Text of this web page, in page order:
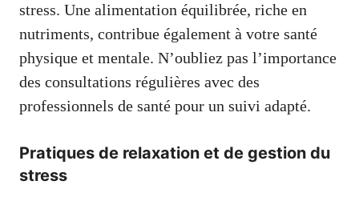
stress. Une alimentation équilibrée, riche en
nutriments, contribue également à votre santé
physique et mentale. N’oubliez pas l’importance
des consultations régulières avec des
professionnels de santé pour un suivi adapté.
Pratiques de relaxation et de gestion du
stress